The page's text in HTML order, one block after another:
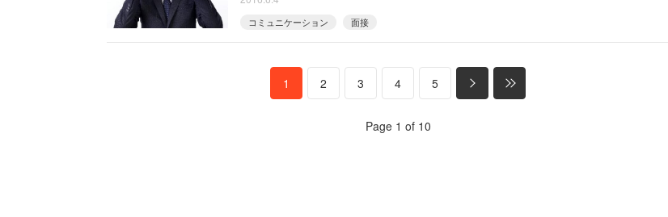
コミュニケーション 面接
1 2 3 4 5
Page 1 of 10